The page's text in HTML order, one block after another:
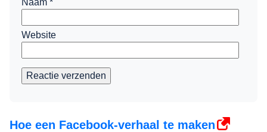
Naam *
Website
Reactie verzenden
Hoe een Facebook-verhaal te maken